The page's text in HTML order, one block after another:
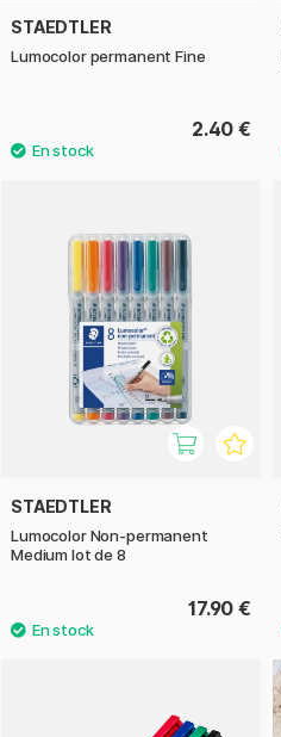
STAEDTLER
Lumocolor permanent Fine
2.40 €
STAEDTLER
Lumocolor Non-permanent
Medium lot de 8
17.90 €